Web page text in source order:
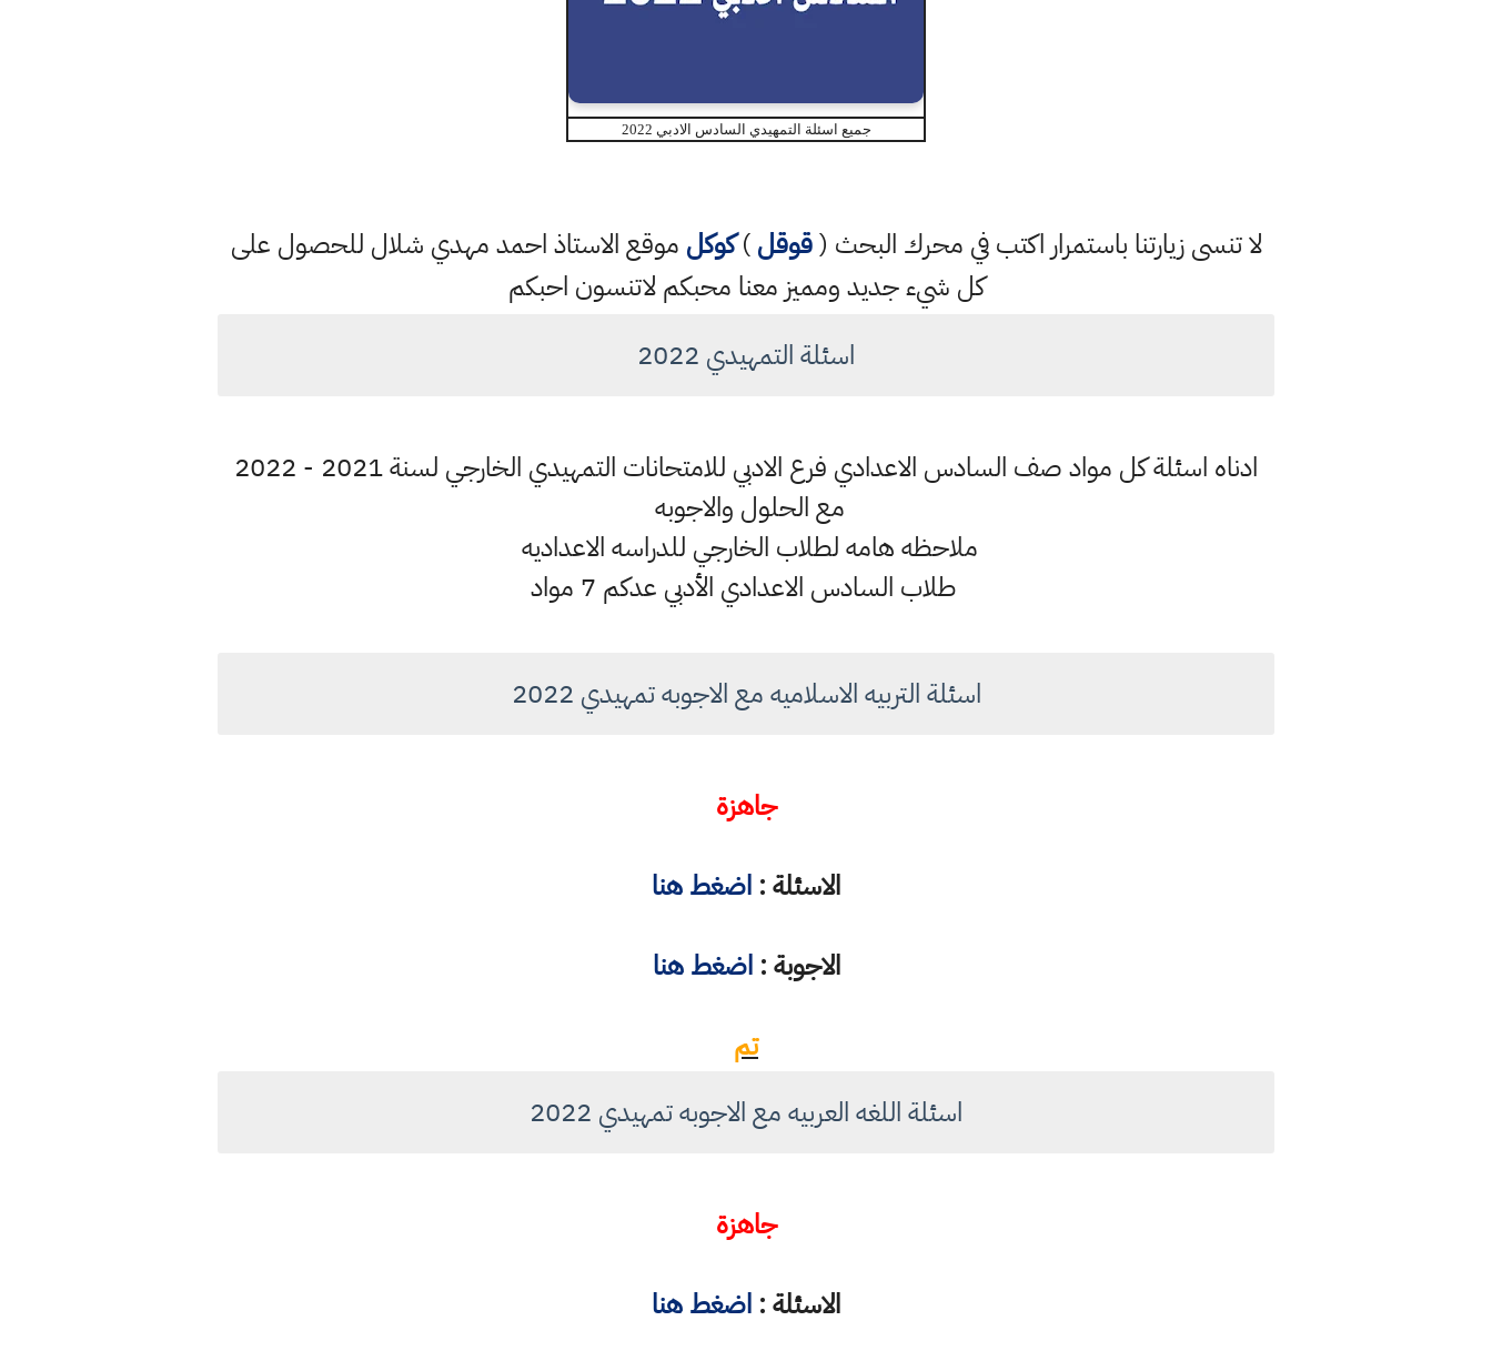
جميع اسئلة التمهيدي السادس الادبي 2022
لا تنسى زيارتنا باستمرار اكتب في محرك البحث (قوقل)كوكل موقع الاستاذ احمد مهدي شلال للحصول على
كل شيء جديد ومميز معنا محبكم لاتنسون احبكم
اسئلة التمهيدي 2022
ادناه اسئلة كل مواد صف السادس الاعدادي فرع الادبي للامتحانات التمهيدي الخارجي لسنة 2021 - 2022
مع الحلول والاجوبه
ملاحظه هامه لطلاب الخارجي للدراسه الاعداديه
طلاب السادس الاعدادي الأدبي عدكم 7 مواد
اسئلة التربيه الاسلاميه مع الاجوبه تمهيدي 2022
جاهزة
الاسئلة : اضغط هنا
الاجوبة :اضغط هنا
تم
اسئلة اللغه العربيه مع الاجوبه تمهيدي 2022
جاهزة
الاسئلة : اضغط هنا